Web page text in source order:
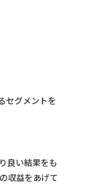
セグメントを
良い結果をも
収益をあげて